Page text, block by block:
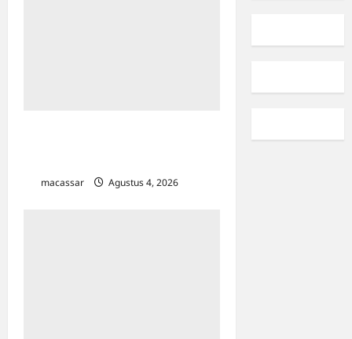
macassar
Agustus 4, 2026